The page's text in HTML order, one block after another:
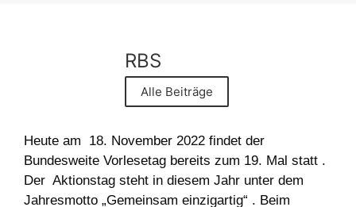
RBS
Alle Beiträge
Heute am 18. November 2022 findet der
Bundesweite Vorlesetag bereits zum 19. Mal statt .
Der Aktionstag steht in diesem Jahr unter dem
Jahresmotto „Gemeinsam einzigartig“ . Beim